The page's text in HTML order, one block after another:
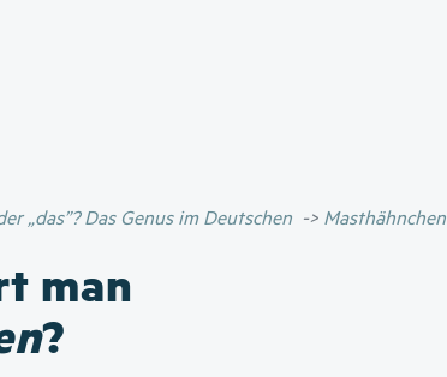
„das”? Das Genus im Deutschen Masthähnchen
man
?